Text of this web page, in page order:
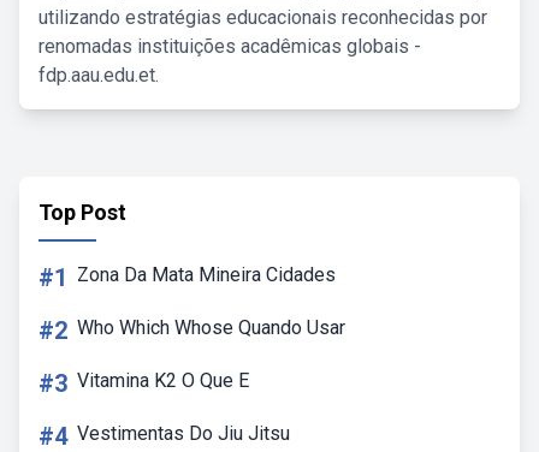
utilizando estratégias educacionais reconhecidas por
renomadas instituições acadêmicas globais -
fdp.aau.edu.et.
Top Post
#1 Zona Da Mata Mineira Cidades
#2 Who Which Whose Quando Usar
#3 Vitamina K2 O Que E
#4 Vestimentas Do Jiu Jitsu